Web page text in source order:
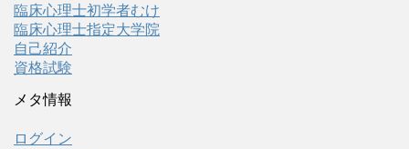
臨床心理士初学者むけ
臨床心理士指定大学院
自己紹介
資格試験
メタ情報
ログイン